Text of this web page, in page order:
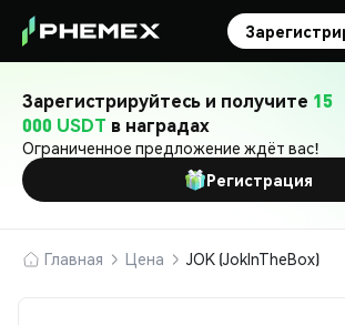
Зарегистрируйтесь и получите 15
000 USDT в наградах
Ограниченное предложение ждёт вас!
Регистрация
Главная Цена JOK (JokInTheBox)